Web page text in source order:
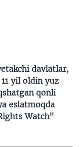
davlatlar,
11 yil oldin yuz
qonli
eslatmoqda
Watch"